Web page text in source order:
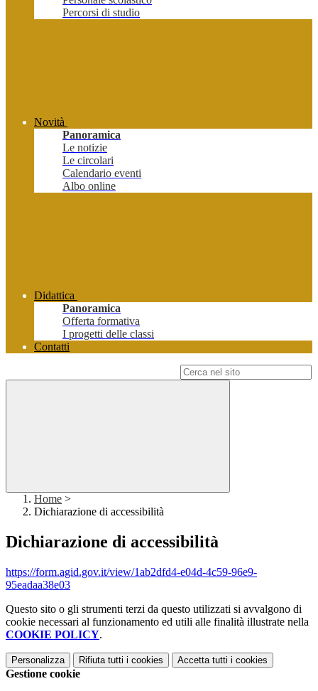
Percorsi di studio
Novità
Panoramica
Le notizie
Le circolari
Calendario eventi
Albo online
Didattica
Panoramica
Offerta formativa
I progetti delle classi
Contatti
Home >
Dichiarazione di accessibilità
Dichiarazione di accessibilità
https://form.agid.gov.it/view/1ab2dfd4-e04d-4c59-96e9-
95eadaa38e03
Questo sito o gli strumenti terzi da questo utilizzati si avvalgono di
cookie necessari al funzionamento ed utili alle finalità illustrate nella
COOKIE POLICY.
Personalizza Rifiuta tutti i cookies Accetta tutti i cookies
Gestione cookie